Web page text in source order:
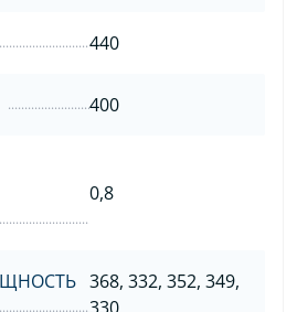
440
400
0,8
368, 332, 352, 349,